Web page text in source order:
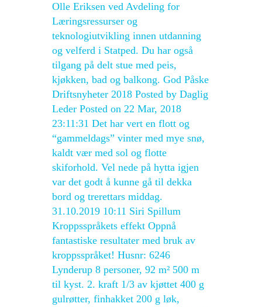
Olle Eriksen ved Avdeling for
Læringsressurser og
teknologiutvikling innen utdanning
og velferd i Statped. Du har også
tilgang på delt stue med peis,
kjøkken, bad og balkong. God Påske
Driftsnyheter 2018 Posted by Daglig
Leder Posted on 22 Mar, 2018
23:11:31 Det har vert en flott og
“gammeldags” vinter med mye snø,
kaldt vær med sol og flotte
skiforhold. Vel nede på hytta igjen
var det godt å kunne gå til dekka
bord og trerettars middag.
31.10.2019 10:11 Siri Spillum
Kroppsspråkets effekt Oppnå
fantastiske resultater med bruk av
kroppsspråket! Husnr: 6246
Lynderup 8 personer, 92 m² 500 m
til kyst. 2. kraft 1/3 av kjøttet 400 g
gulrøtter, finhakket 200 g løk,